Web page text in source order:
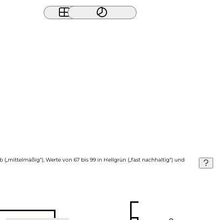
Werte von 67 bis 99 in Hellgrün („fast nachhaltig“) und